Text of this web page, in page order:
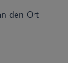
den Ort